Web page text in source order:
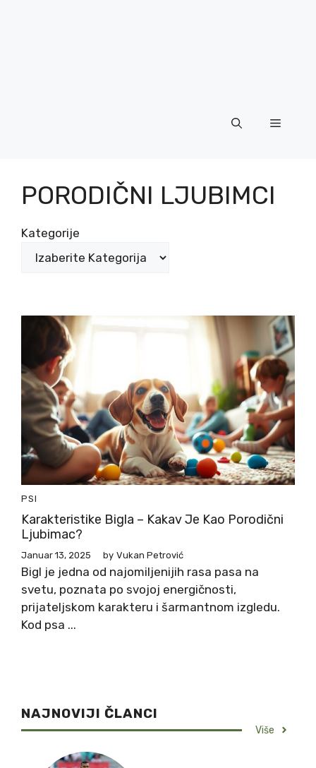
Menu
PORODIČNI LJUBIMCI
Kategorije
PSI
Karakteristike Bigla – Kakav Je Kao Porodični
Ljubimac?
Januar 13, 2025 by Vukan Petrović
Bigl je jedna od najomiljenijih rasa pasa na
svetu, poznata po svojoj energičnosti,
prijateljskom karakteru i šarmantnom izgledu.
Kod psa ...
NAJNOVIJI ČLANCI
Više